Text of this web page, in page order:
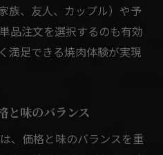
族、友人、カップル）や予
品注文を選択するのも有効
満足できる焼肉体験が実現
と味のバランス
、価格と味のバランスを重